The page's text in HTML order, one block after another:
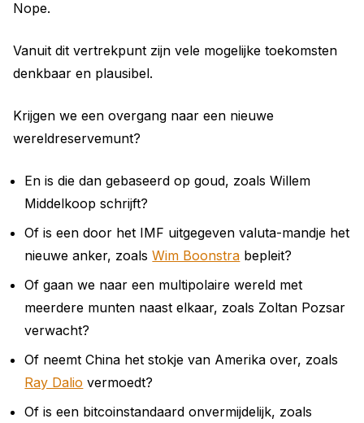
Nope.
Vanuit dit vertrekpunt zijn vele mogelijke toekomsten
denkbaar en plausibel.
Krijgen we een overgang naar een nieuwe
wereldreservemunt?
En is die dan gebaseerd op goud, zoals Willem
Middelkoop schrijft?
Of is een door het IMF uitgegeven valuta-mandje het
nieuwe anker, zoalsWim Boonstra bepleit?
Of gaan we naar een multipolaire wereld met
meerdere munten naast elkaar, zoals Zoltan Pozsar
verwacht?
Of neemt China het stokje van Amerika over, zoals
Ray Dalio vermoedt?
Of is een bitcoinstandaard onvermijdelijk, zoals